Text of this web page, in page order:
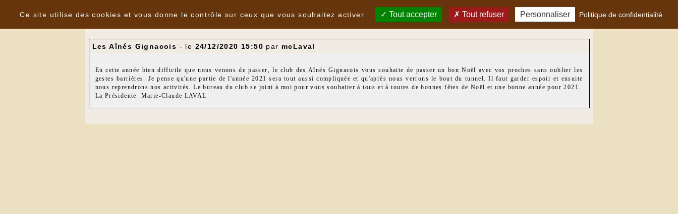
Nouvelles
Les Aînés Gignacois - le 24/12/2020 15:50 par mcLaval
En cette année bien difficile que nous venons de passer, le club des Aînés Gignacois vous souhaite de passer un bon Noël avec vos proches sans oublier les
gestes barrières. Je pense qu'une partie de l'année 2021 sera tout aussi compliquée et qu'après nous verrons le bout du tunnel. Il faut garder espoir et ensuite
nous reprendrons nos activités. Le bureau du club se joint à moi pour vous souhaiter à tous et à toutes de bonnes fêtes de Noël et une bonne année pour 2021.
La Présidente Marie-Claude LAVAL
Ce site utilise des cookies et vous donne le contrôle sur ceux que vous souhaitez activer
Tout accepter Tout refuser Personnaliser Politique de confidentialité